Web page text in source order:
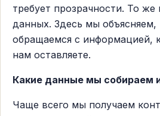
требует прозрачности. То же
данных. Здесь мы
обращаемся с информацией,
нам оставляете.
Какие данные мы собираем
Чаще всего мы получаем